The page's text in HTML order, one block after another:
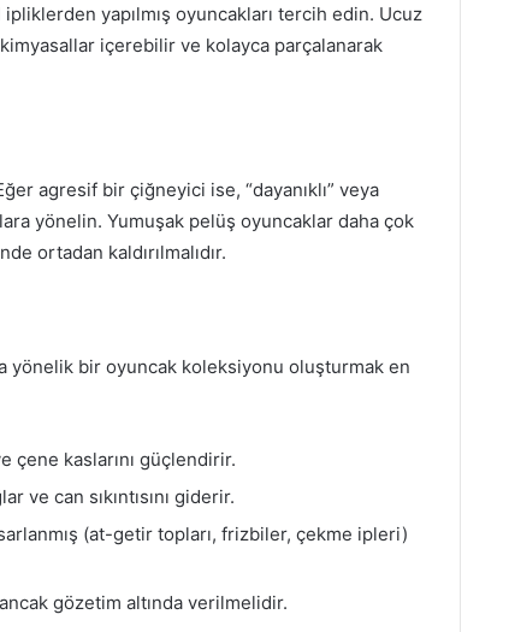
yapılmış oyuncakları tercih edin. Ucuz
içerebilir ve kolayca parçalanarak
agresif bir çiğneyici ise, “dayanıklı” veya
yönelin. Yumuşak pelüş oyuncaklar daha çok
ortadan kaldırılmalıdır.
yönelik bir oyuncak koleksiyonu oluşturmak en
çene kaslarını güçlendirir.
ve can sıkıntısını giderir.
(at-getir topları, frizbiler, çekme ipleri)
gözetim altında verilmelidir.